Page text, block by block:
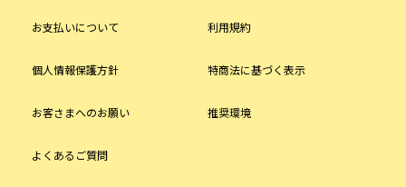
お支払いについて 利用規約
個人情報保護方針 特商法に基づく表示
お客さまへのお願い 推奨環境
よくあるご質問